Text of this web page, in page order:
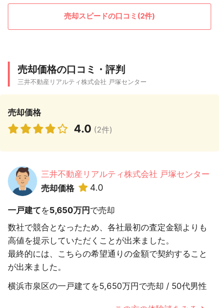
売却スピードの口コミ(2件)
売却価格の口コミ・評判
三井不動産リアルティ株式会社 戸塚センター
売却価格
4.0 (2件)
三井不動産リアルティ株式会社 戸塚センター
売却価格
4.0
一戸建てを5,650万円で売却
数社で競合となったため、各社最初の査定金額よりも
高値を提示していただくことが出来ました。
最終的には、こちらの希望通りの金額で契約すること
が出来ました。
横浜市泉区の一戸建てを5,650万円で売却 / 50代男性